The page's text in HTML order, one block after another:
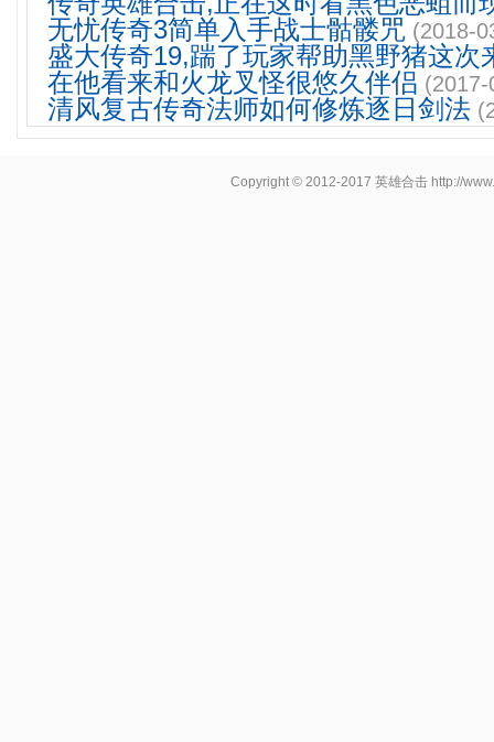
无忧传奇3简单入手战士骷髅咒 (2018-
盛大传奇19,踹了玩家帮助黑野猪这次
在他看来和火龙叉怪很悠久伴侣
清风复古传奇法师如何修炼逐日剑法
Copyright © 2012-2017 英雄合击 http://